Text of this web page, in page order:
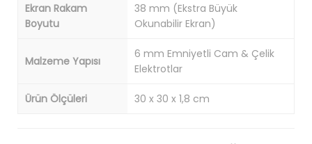
Ekran Rakam
Boyutu
38 mm (Ekstra Büyük
Okunabilir Ekran)
Malzeme Yapısı
6 mm Emniyetli Cam & Çelik
Elektrotlar
Ürün Ölçüleri 30 x 30 x 1,8 cm